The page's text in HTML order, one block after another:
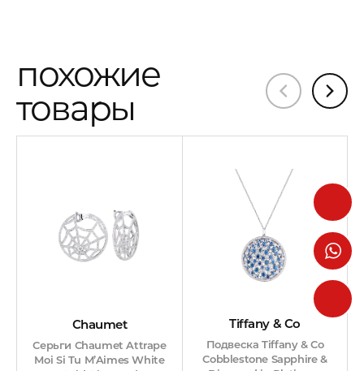
бриллиантами классической формы огранки "Кр-57"
общей массой 0,70 ct. Цвет 3-4. Чистота 4-6. 22
бриллианта формы огранки "Багет" общей массой 0,81 ct.
Цвет 3-4. Чистота 4-6. Размер сережек 28 х 20 мм. Вес -
Кольцо из белого золота 750 пробы с 104 природными
бриллиантами классической формы огранки "Кр-57"
общей массой 0,55 ct. Цвет 3-4. Чистота 4-6. 16
бриллиантов формы огранки "Багет" общей массой 0,84
ct. Цвет 3-4. Чистота 4-6. Размер кольца - 17,5 (55). Вес - 7,81
похожие
товары
Chaumet
Серьги Chaumet Attrape
Moi Si Tu M’Aimes White
Tiffany & Co
Подвеска Tiffany & Co
Cobblestone Sapphire &